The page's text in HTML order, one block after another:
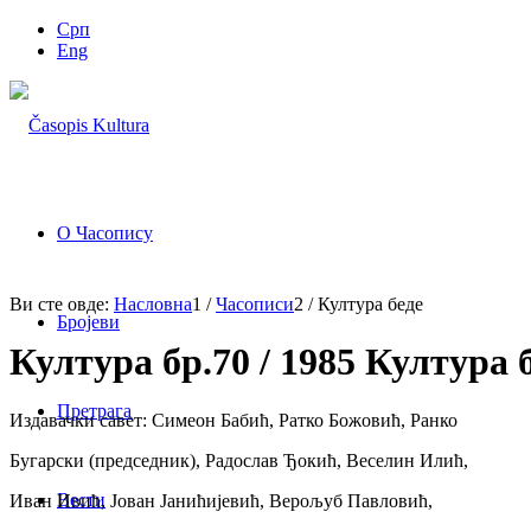
Срп
Eng
О Часопису
Бројеви
Претрага
Вести
Ви сте овде: Насловна1 / Часописи2 / Култура беде
Култура бр.70 / 1985 Култура
Издавачки савет: Симеон Бабић, Ратко Божовић, Ранко
Бугарски (председник), Радослав Ђокић, Веселин Илић,
Иван Ивић, Јован Јанићијевић, Верољуб Павловић,